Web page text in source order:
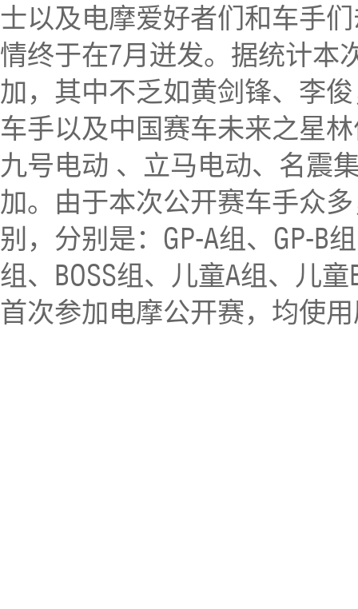
士以及电摩爱好者们和车手
情终于在7月迸发。据统计本
加，其中不乏如黄剑锋、李
车手以及中国赛车未来之星
九号电动 、立马电动、名震
加。由于本次公开赛车手众
别，分别是：GP-A组、GP-B
组、BOSS组、儿童A组、儿
首次参加电摩公开赛，均使